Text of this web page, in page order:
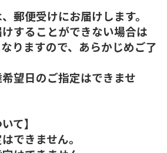
郵便受けにお届けします。
することができない場合は
りますので、あらかじめご了
望日のご指定はできませ
て】
できません。